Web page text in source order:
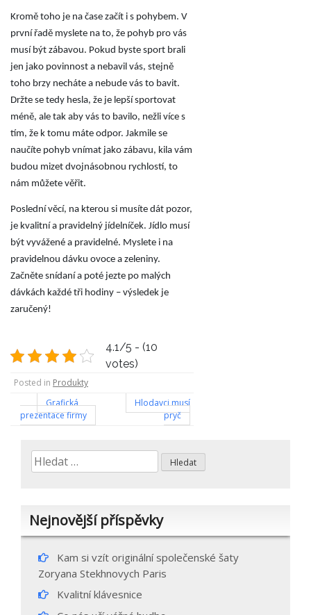
Kromě toho je na čase začít i s pohybem. V
první řadě myslete na to, že pohyb pro vás
musí být zábavou. Pokud byste sport brali
jen jako povinnost a nebavil vás, stejně
toho brzy necháte a nebude vás to bavit.
Držte se tedy hesla, že je lepší sportovat
méně, ale tak aby vás to bavilo, nežli více s
tím, že k tomu máte odpor. Jakmile se
naučíte pohyb vnímat jako zábavu, kila vám
budou mizet dvojnásobnou rychlostí, to
nám můžete věřit.
Poslední věcí, na kterou si musíte dát pozor,
je kvalitní a pravidelný jídelníček. Jídlo musí
být vyvážené a pravidelné. Myslete i na
pravidelnou dávku ovoce a zeleniny.
Začněte snídaní a poté jezte po malých
dávkách každé tři hodiny – výsledek je
zaručený!
4.1/5 - (10
votes)
Posted in Produkty
Navigace
pro
příspěvek
Grafická
prezentace firmy
Hlodavci musí
pryč
Vyhledávání
Nejnovější příspěvky
Kam si vzít originální společenské šaty
Zoryana Stekhnovych Paris
Kvalitní klávesnice